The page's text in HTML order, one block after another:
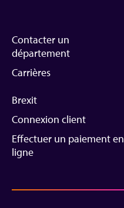
Contacter un
département
Carrières
Brexit
Connexion client
Effectuer un paiement en
ligne